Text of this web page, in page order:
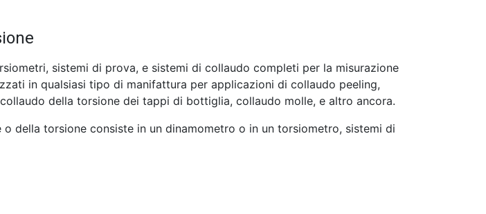
sistemi di prova, e sistemi di collaudo completi per la misurazione
in qualsiasi tipo di manifattura per applicazioni di collaudo peeling,
della torsione dei tappi di bottiglia, collaudo molle, e altro ancora.
della torsione consiste in un dinamometro o in un torsiometro, sistemi di